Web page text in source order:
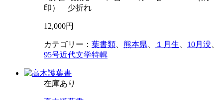
印） 少折れ
12,000円
カテゴリー： 葉書類 熊本県 １月生 10月没
95号近代文学特輯
在庫あり